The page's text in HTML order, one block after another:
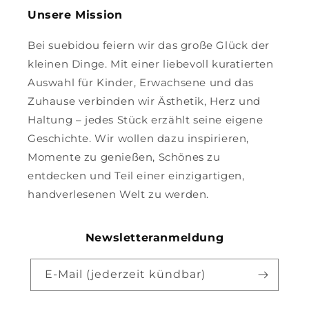
Unsere Mission
Bei suebidou feiern wir das große Glück der
kleinen Dinge. Mit einer liebevoll kuratierten
Auswahl für Kinder, Erwachsene und das
Zuhause verbinden wir Ästhetik, Herz und
Haltung – jedes Stück erzählt seine eigene
Geschichte. Wir wollen dazu inspirieren,
Momente zu genießen, Schönes zu
entdecken und Teil einer einzigartigen,
handverlesenen Welt zu werden.
Newsletteranmeldung
E-Mail (jederzeit kündbar)